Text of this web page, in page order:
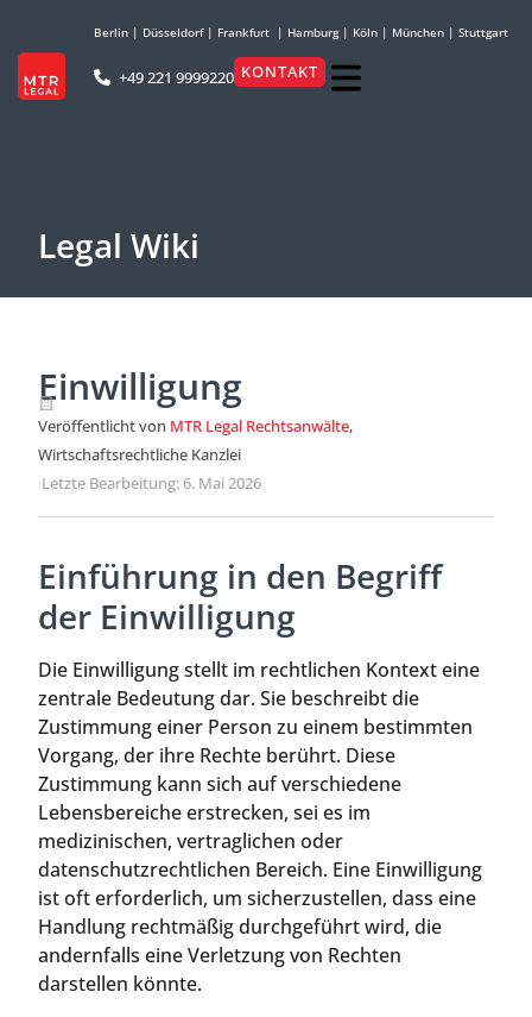
Berlin | Düsseldorf| Frankfurt | Hamburg| Köln | München | Stuttgart
+49 221 9999220 KONTAKT
Legal Wiki
Einwilligung
Veröffentlicht von MTR Legal Rechtsanwälte,
Wirtschaftsrechtliche Kanzlei
·Letzte Bearbeitung: 6. Mai 2026
Einführung in den Begriff
der Einwilligung
Die Einwilligung stellt im rechtlichen Kontext eine
zentrale Bedeutung dar. Sie beschreibt die
Zustimmung einer Person zu einem bestimmten
Vorgang, der ihre Rechte berührt. Diese
Zustimmung kann sich auf verschiedene
Lebensbereiche erstrecken, sei es im
medizinischen, vertraglichen oder
datenschutzrechtlichen Bereich. Eine Einwilligung
ist oft erforderlich, um sicherzustellen, dass eine
Handlung rechtmäßig durchgeführt wird, die
andernfalls eine Verletzung von Rechten
darstellen könnte.